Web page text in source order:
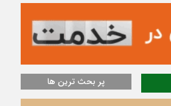
پر بحث ترین ها